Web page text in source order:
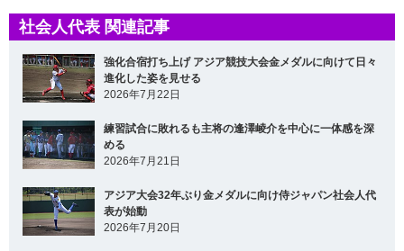
社会人代表 関連記事
強化合宿打ち上げ アジア競技大会金メダルに向けて日々
進化した姿を見せる
2026年7月22日
練習試合に敗れるも主将の逢澤崚介を中心に一体感を深
める
2026年7月21日
アジア大会32年ぶり金メダルに向け侍ジャパン社会人代
表が始動
2026年7月20日